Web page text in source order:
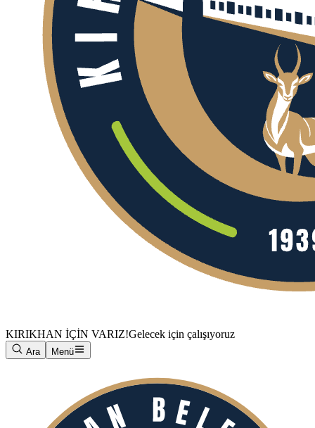
KIRIKHAN İÇİN VARIZ!Gelecek için çalışıyoruz
Ara Menü